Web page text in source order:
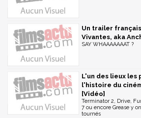
Un trailer
Vivantes, aka
SAY WHAAAAAAAT ?
L'un des lieux les
l'histoire du
[Vidéo]
Terminator 2, Drive,
7 ou encore Grease y
tournés